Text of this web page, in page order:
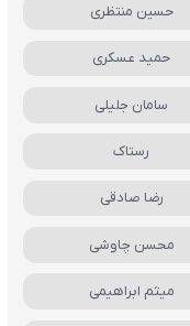
حسین منتظری
حمید عسکری
سامان جلیلی
رستاک
رضا صادقی
محسن چاوشی
میثم ابراهیمی